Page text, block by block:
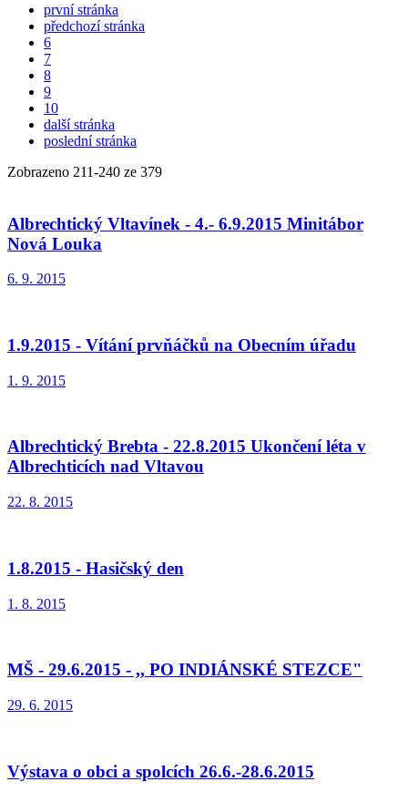
první stránka
předchozí stránka
6
7
8
9
10
další stránka
poslední stránka
Zobrazeno 211-240 ze 379
Albrechtický Vltavínek - 4.- 6.9.2015 Minitábor
Nová Louka
6. 9. 2015
1.9.2015 - Vítání prvňáčků na Obecním úřadu
1. 9. 2015
Albrechtický Brebta - 22.8.2015 Ukončení léta v
Albrechticích nad Vltavou
22. 8. 2015
1.8.2015 - Hasičský den
1. 8. 2015
MŠ - 29.6.2015 - ,, PO INDIÁNSKÉ STEZCE"
29. 6. 2015
Výstava o obci a spolcích 26.6.-28.6.2015